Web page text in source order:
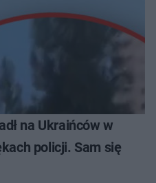
na Ukraińców w
policji. Sam się